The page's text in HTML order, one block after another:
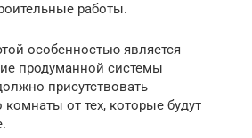
работы.
особенностью является
продуманной системы
присутствовать
комнаты от тех, которые будут